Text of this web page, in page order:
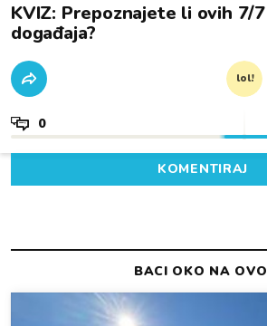
KVIZ: Prepoznajete li ovih 7/
događaja?
lol!
0
KOMENTIRAJ